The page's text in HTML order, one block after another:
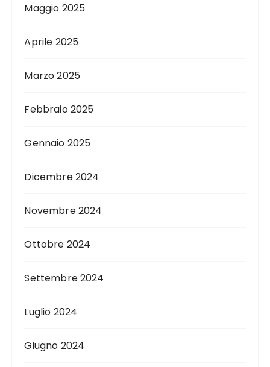
Maggio 2025
Aprile 2025
Marzo 2025
Febbraio 2025
Gennaio 2025
Dicembre 2024
Novembre 2024
Ottobre 2024
Settembre 2024
Luglio 2024
Giugno 2024